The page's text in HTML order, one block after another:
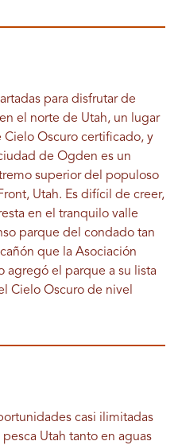
para disfrutar de
el norte de Utah, un lugar
Cielo Oscuro certificado, y
de Ogden es un
superior del populoso
Utah. Es difícil de creer,
en el tranquilo valle
parque del condado tan
que la Asociación
agregó el parque a su lista
Cielo Oscuro de nivel
casi ilimitadas
Utah tanto en aguas